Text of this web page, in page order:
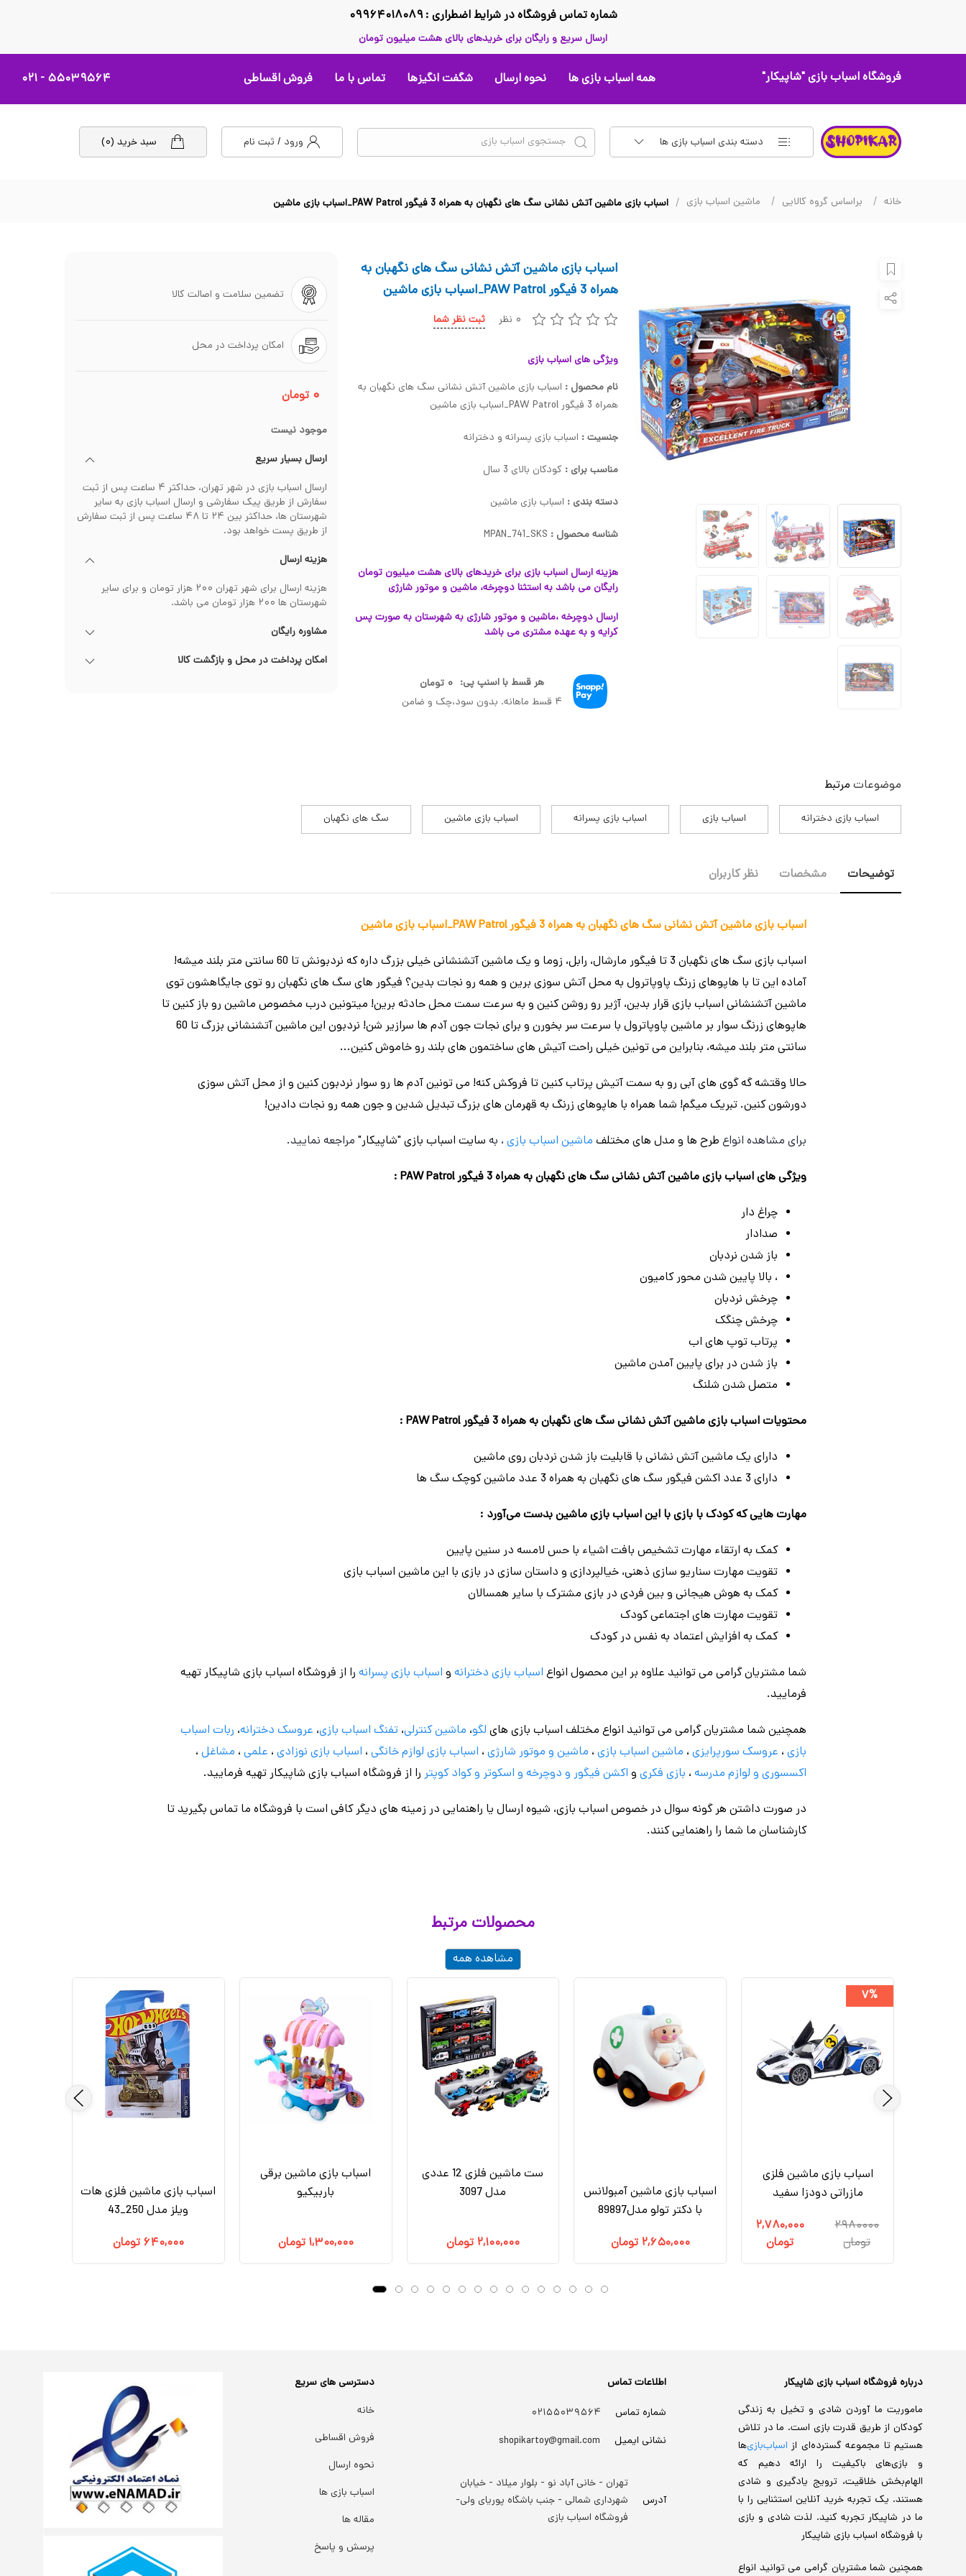
شماره تماس فروشگاه در شرایط اضطراری : ۰۹۹۶۴۰۱۸۰۸۹
ارسال سریع و رایگان برای خریدهای بالای هشت میلیون تومان
فروشگاه اسباب بازی"شاپیکار" همه اسباب بازی ها نحوه ارسال شگفت انگیزها تماس با ما فروش اقساطی ۵۵۰۳۹۵۶۴ - ۰۲۱
دسته بندی اسباب بازی ها ورود / ثبت نام سبد خرید (۰)
خانه براساس گروه کالایی ماشین اسباب بازی اسباب بازی ماشین آتش نشانی سگ های نگهبان به همراه 3 فیگور PAW Patrol_اسباب بازی ماشین
اسباب بازی ماشین آتش نشانی سگ های نگهبان به
همراه 3 فیگور PAW Patrol_اسباب بازی ماشین
۰ نظر ثبت نظر شما
ویژگی های اسباب بازی
نام محصول : اسباب بازی ماشین آتش نشانی سگ های نگهبان به
همراه 3 فیگور PAW Patrol_اسباب بازی ماشین
جنسیت : اسباب بازی پسرانه و دخترانه
مناسب برای : کودکان بالای 3 سال
دسته بندی : اسباب بازی ماشین
شناسه محصول : MPAN_741_SKS
هزینه ارسال اسباب بازی برای خریدهای بالای هشت میلیون تومان
رایگان می باشد به استثنا دوچرخه، ماشین و موتور شارژی
ارسال دوچرخه ،ماشین و موتور شارژی به شهرستان به صورت پس
کرایه و به عهده مشتری می باشد
هر قسط با اسنپ پی: ۰ تومان
۴ قسط ماهانه. بدون سود،چک و ضامن
تضمین سلامت و اصالت کالا
امکان پرداخت در محل
۰ تومان
موجود نیست
ارسال بسیار سریع
ارسال اسباب بازی در شهر تهران، حداکثر ۴ ساعت پس از ثبت
سفارش از طریق پیک سفارشی و ارسال اسباب بازی به سایر
شهرستان ها، حداکثر بین ۲۴ تا ۴۸ ساعت پس از ثبت سفارش
از طریق پست خواهد بود.
هزینه ارسال
هزینه ارسال برای شهر تهران ۲۰۰ هزار تومان و برای سایر
شهرستان ها ۲۰۰ هزار تومان می باشد.
مشاوره رایگان
امکان پرداخت در محل و بازگشت کالا
موضوعات مرتبط
اسباب بازی دخترانه اسباب بازی اسباب بازی پسرانه اسباب بازی ماشین سگ های نگهبان
توضیحات مشخصات نظر کاربران
اسباب بازی ماشین آتش نشانی سگ های نگهبان به همراه 3 فیگور PAW Patrol_اسباب بازی ماشین
اسباب بازی سگ های نگهبان 3 تا فیگور مارشال، رابل، زوما و یک ماشین آتشنشانی خیلی بزرگ داره که نردبونش تا 60 سانتی متر بلند میشه!
آماده این تا با هاپوهای زرنگ پاوپاترول به محل آتش سوزی برین و همه رو نجات بدین؟ فیگور های سگ های نگهبان رو توی جایگاهشون توی
ماشین آتشنشانی اسباب بازی قرار بدین، آژیر رو روشن کنین و به سرعت سمت محل حادثه برین! میتونین درب مخصوص ماشین رو باز کنین تا
هاپوهای زرنگ سوار بر ماشین پاوپاترول با سرعت سر بخورن و برای نجات جون آدم ها سرازیر شن! نردبون این ماشین آتشنشانی بزرگ تا 60
سانتی متر بلند میشه، بنابراین می تونین خیلی راحت آتیش های ساختمون های بلند رو خاموش کنین...
حالا وقتشه گه گوی های آبی رو به سمت آتیش پرتاب کنین تا فروکش کنه! می تونین آدم ها رو سوار نردبون کنین و از محل آتش سوزی
دورشون کنین. تبریک میگم! شما همراه با هاپوهای زرنگ به قهرمان های بزرگ تبدیل شدین و جون همه رو نجات دادین!
برای مشاهده انواع طرح ها و مدل های مختلف ماشین اسباب بازی ، به سایت اسباب بازی "شاپیکار" مراجعه نمایید.
ویژگی های اسباب بازی ماشین آتش نشانی سگ های نگهبان به همراه 3 فیگور PAW Patrol :
چراغ دار
صدادار
باز شدن نردبان
، بالا پایین شدن محور کامیون
چرخش نردبان
چرخش چنگک
پرتاب توپ های اب
باز شدن در برای پایین آمدن ماشین
متصل شدن شلنگ
محتویات اسباب بازی ماشین آتش نشانی سگ های نگهبان به همراه 3 فیگور PAW Patrol :
دارای یک ماشین آتش نشانی با قابلیت باز شدن نردبان روی ماشین
دارای 3 عدد اکشن فیگور سگ های نگهبان به همراه 3 عدد ماشین کوچک سگ ها
مهارت‌ هایی که کودک با بازی با این اسباب بازی ماشین بدست می‌آورد :
کمک به ارتقاء مهارت تشخیص بافت اشیاء با حس لامسه در سنین پایین
تقویت مهارت سناریو سازی ذهنی، خیالپردازی و داستان سازی در بازی با این ماشین اسباب بازی
کمک به هوش هیجانی و بین فردی در بازی مشترک با سایر همسالان
تقویت مهارت های اجتماعی کودک
کمک به افزایش اعتماد به نفس در کودک
شما مشتریان گرامی می توانید علاوه بر این محصول انواع اسباب بازی دخترانه و اسباب بازی پسرانه را از فروشگاه اسباب بازی شاپیکار تهیه
فرمایید.
همچنین شما مشتریان گرامی می توانید انواع مختلف اسباب بازی های لگو، ماشین کنترلی، تفنگ اسباب بازی، عروسک دخترانه، ربات اسباب
بازی ، عروسک سورپرایزی ، ماشین اسباب بازی ، ماشین و موتور شارژی ، اسباب بازی لوازم خانگی ، اسباب بازی نوزادی ، علمی ، مشاغل ،
اکسسوری و لوازم مدرسه ، بازی فکری و اکشن فیگور و دوچرخه و اسکوتر و کواد کوپتر را از فروشگاه اسباب بازی شاپیکار تهیه فرمایید.
در صورت داشتن هر گونه سوال در خصوص اسباب بازی، شیوه ارسال یا راهنمایی در زمینه های دیگر کافی است با فروشگاه ما تماس بگیرید تا
کارشناسان ما شما را راهنمایی کنند.
محصولات مرتبط
مشاهده همه
اسباب بازی ماشین فلزی هات
ویلز مدل 250_43
۶۴۰,۰۰۰ تومان
اسباب بازی ماشین برقی
باربیکیو
۱,۳۰۰,۰۰۰ تومان
ست ماشین فلزی 12 عددی
مدل 3097
۲,۱۰۰,۰۰۰ تومان
اسباب بازی ماشین آمبولانس
با دکتر تولو مدل89897
۲,۶۵۰,۰۰۰ تومان
۷%
اسباب بازی ماشین فلزی
مازراتی دودزا سفید
۲۹۸۰۰۰۰
تومان
۲,۷۸۰,۰۰۰
تومان
درباره فروشگاه اسباب بازی شاپیکار
ماموریت ما آوردن شادی و تخیل به زندگی
کودکان از طریق قدرت بازی است. ما در تلاش
هستیم تا مجموعه گسترده‌ای از اسباب‌بازی‌ها
و بازی‌های باکیفیت را ارائه دهیم که
الهام‌بخش خلاقیت، ترویج یادگیری و شادی
هستند. یک تجربه خرید آنلاین استثنایی را با
ما در شاپیکار تجربه کنید. لذت شادی و بازی
با فروشگاه اسباب بازی شاپیکار
همچنین شما مشتریان گرامی می توانید انواع
اطلاعات تماس
شماره تماس
۰۲۱۵۵۰۳۹۵۶۴
نشانی ایمیل
shopikartoy@gmail.com
آدرس
تهران - خانی آباد نو - بلوار میلاد - خیابان
شهرداری شمالی - جنب باشگاه پوریای ولی-
فروشگاه اسباب بازی
دسترسی های سریع
خانه
فروش اقساطی
نحوه ارسال
اسباب بازی ها
مقاله ها
پرسش و پاسخ